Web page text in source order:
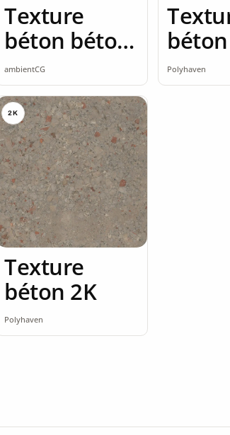
Texture
béton béton
poli 2K
seamless
ambientCG
brut 2K
Polyhaven
2K
Texture
béton 2K
Polyhaven